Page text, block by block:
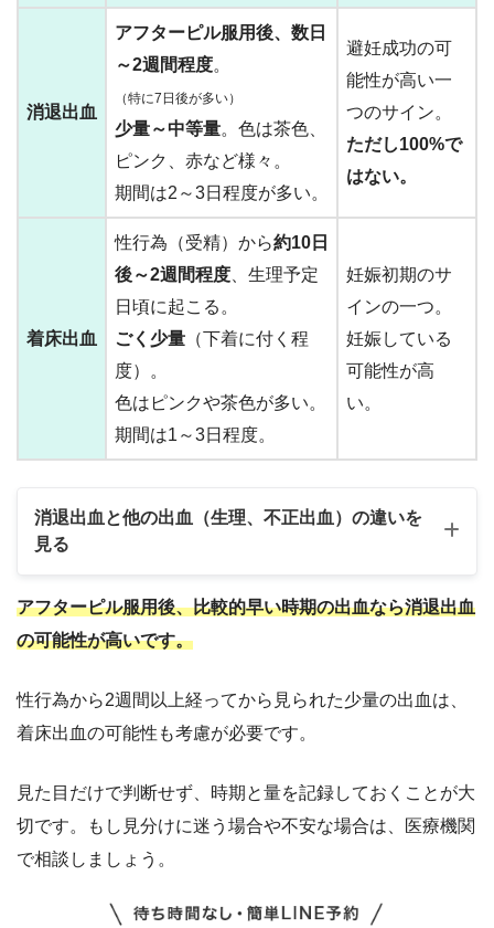
消退出血
アフターピル服用後、数日
～2週間程度。
（特に7日後が多い）
少量～中等量。色は茶色、
ピンク、赤など様々。
期間は2～3日程度が多い。
避妊成功の可
能性が高い一
つのサイン。
ただし100%で
はない。
着床出血
性行為（受精）から約10日
後～2週間程度 、生理予定
日頃に起こる。
ごく少量 （下着に付く程
度）。
色はピンクや茶色が多い。
期間は1～3日程度。
妊娠初期のサ
インの一つ。
妊娠している
可能性が高
い。
消退出血と他の出血（生理、不正出血）の違いを
見る
出血の
種類
特徴
（時期、量、色など）
消退出血
アフターピル服用
後、数日～2週間程
（特に7日後が多い）
少量～中等量。色は
茶色、ピンク、赤な
避妊成功の可能性が
高い一つのサイン。
アフターピル服用後、比較的早い時期の出血なら消退出血
の可能性が高いです。
性行為から2週間以上経ってから見られた少量の出血は、
着床出血の可能性も考慮が必要です。
見た目だけで判断せず、時期と量を記録しておくことが大
切です。もし見分けに迷う場合や不安な場合は、医療機関
で相談しましょう。